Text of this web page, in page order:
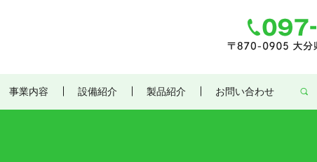
事業内容 設備紹介 製品紹介 お問い合わせ